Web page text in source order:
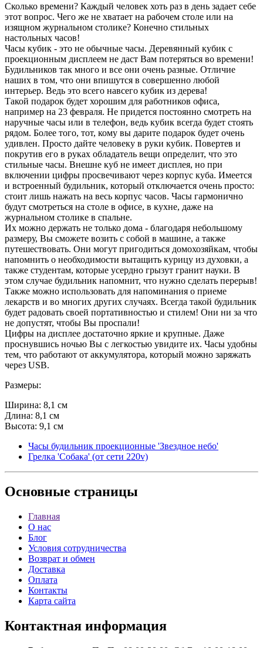
Сколько времени? Каждый человек хоть раз в день задает себе
этот вопрос. Чего же не хватает на рабочем столе или на
изящном журнальном столике? Конечно стильных
настольных часов!
Часы кубик - это не обычные часы. Деревянный кубик с
проекционным дисплеем не даст Вам потеряться во времени!
Будильников так много и все они очень разные. Отличие
наших в том, что они впишутся в совершенно любой
интерьер. Ведь это всего навсего кубик из дерева!
Такой подарок будет хорошим для работников офиса,
например на 23 февраля. Не придется постоянно смотреть на
наручные часы или в телефон, ведь кубик всегда будет стоять
рядом. Более того, тот, кому вы дарите подарок будет очень
удивлен. Просто дайте человеку в руки кубик. Повертев и
покрутив его в руках обладатель вещи определит, что это
стильные часы. Внешне куб не имеет дисплея, но при
включении цифры просвечивают через корпус куба. Имеется
и встроенный будильник, который отключается очень просто:
стоит лишь нажать на весь корпус часов. Часы гармонично
будут смотреться на столе в офисе, в кухне, даже на
журнальном столике в спальне.
Их можно держать не только дома - благодаря небольшому
размеру, Вы сможете возить с собой в машине, а также
путешествовать. Они могут пригодиться домохозяйкам, чтобы
напомнить о необходимости вытащить курицу из духовки, а
также студентам, которые усердно грызут гранит науки. В
этом случае будильник напомнит, что нужно сделать перерыв!
Также можно использовать для напоминания о приеме
лекарств и во многих других случаях. Всегда такой будильник
будет радовать своей портативностью и стилем! Они ни за что
не допустят, чтобы Вы проспали!
Цифры на дисплее достаточно яркие и крупные. Даже
проснувшись ночью Вы с легкостью увидите их. Часы удобны
тем, что работают от аккумулятора, который можно заряжать
через USB.
Размеры:
Ширина: 8,1 см
Длина: 8,1 см
Высота: 9,1 см
Часы будильник проекционные 'Звездное небо'
Грелка 'Собака' (от сети 220v)
Основные страницы
Главная
О нас
Блог
Условия сотрудничества
Возврат и обмен
Доставка
Оплата
Контакты
Карта сайта
Контактная информация